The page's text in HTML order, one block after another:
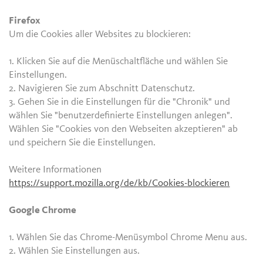
Firefox
Um die Cookies aller Websites zu blockieren:
1. Klicken Sie auf die Menüschaltfläche und wählen Sie
Einstellungen.
2. Navigieren Sie zum Abschnitt Datenschutz.
3. Gehen Sie in die Einstellungen für die "Chronik" und
wählen Sie "benutzerdefinierte Einstellungen anlegen".
Wählen Sie "Cookies von den Webseiten akzeptieren" ab
und speichern Sie die Einstellungen.
Weitere Informationen
https://support.mozilla.org/de/kb/Cookies-blockieren
Google Chrome
1. Wählen Sie das Chrome-Menüsymbol Chrome Menu aus.
2. Wählen Sie Einstellungen aus.